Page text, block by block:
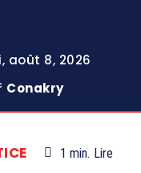
août 8, 2026
Conakry
1 min. Lire